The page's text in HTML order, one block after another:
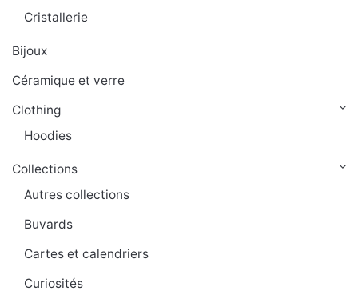
Cristallerie
Bijoux
Céramique et verre
Clothing
Hoodies
Collections
Autres collections
Buvards
Cartes et calendriers
Curiosités